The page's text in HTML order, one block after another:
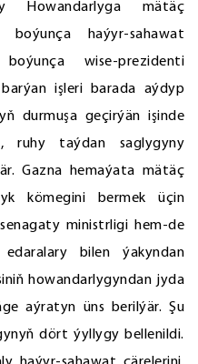
Howandarlyga mätäç
haýyr-sahawat
wise-prezidenti
işleri barada aýdyp
durmuşa geçirýän işinde
ruhy taýdan saglygyny
Gazna hemaýata mätäç
kömegini bermek üçin
ministrligi hem-de
bilen ýakyndan
howandarlygyndan jyda
aýratyn üns berilýär. Şu
dört ýyllygy bellenildi.